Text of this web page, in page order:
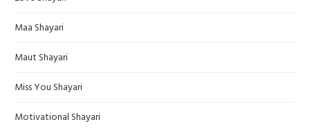
Maa Shayari
Maut Shayari
Miss You Shayari
Motivational Shayari